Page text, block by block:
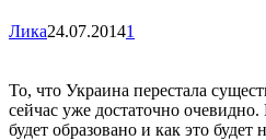
Лика24.07.20141
То, что Украина перестала
сейчас уже достаточно
будет образовано и как это будет